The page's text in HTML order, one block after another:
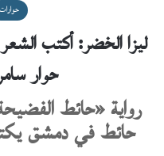
حوارات
ليزا الخضر: أكتب
حوار
رواية «حائط
حائط في دمشق